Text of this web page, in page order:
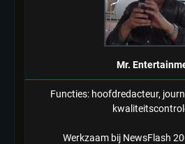
Mr.
Functies: hoofdredacteur,
Werkzaam bij NewsFlash